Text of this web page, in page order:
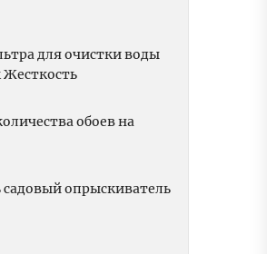
для очистки воды
обоев на
опрыскиватель